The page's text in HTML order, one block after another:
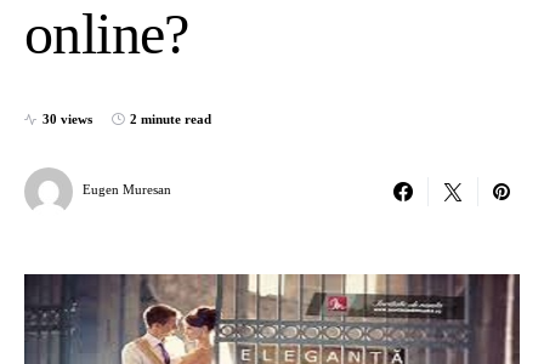
online?
30 views 2 minute read
Eugen Muresan